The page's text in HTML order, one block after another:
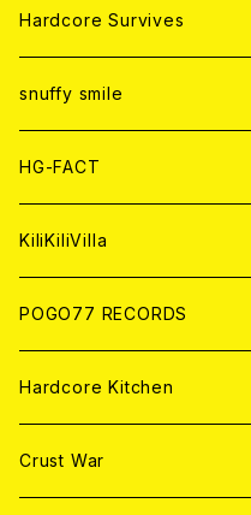
ANALOG
ANALOG
CD
ANALOG
CD
ANALOG
WORLD
CD
ANALOG
JAPAN
CD
ANALOG
WORLD
CD
ANALOG
Hardcore Survives
snuffy smile
HG-FACT
KiliKiliVilla
POGO77 RECORDS
Hardcore Kitchen
Crust War